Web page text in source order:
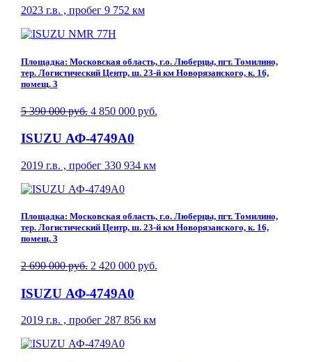
2023 г.в. , пробег 9 752 км
Площадка: Московская область, г.о. Люберцы, пгт. Томилино,
тер. Логистический Центр, ш. 23-й км Новорязанского, к. 16,
помещ. 3
5 390 000 руб. 4 850 000 руб.
ISUZU АФ-4749A0
2019 г.в. , пробег 330 934 км
Площадка: Московская область, г.о. Люберцы, пгт. Томилино,
тер. Логистический Центр, ш. 23-й км Новорязанского, к. 16,
помещ. 3
2 690 000 руб. 2 420 000 руб.
ISUZU АФ-4749A0
2019 г.в. , пробег 287 856 км